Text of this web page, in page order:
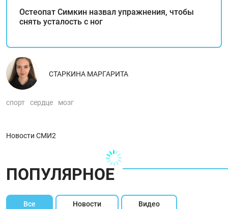
Остеопат Симкин назвал упражнения, чтобы
снять усталость с ног
СТАРКИНА МАРГАРИТА
спорт сердце мозг
Новости СМИ2
ПОПУЛЯРНОЕ
Все Новости Видео